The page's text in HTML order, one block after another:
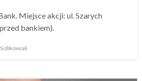
Miejsce akcji: ul. Szarych
bankiem).